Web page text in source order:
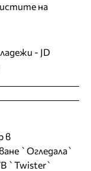
на
- JD
в
`Огледала`
`Twister`